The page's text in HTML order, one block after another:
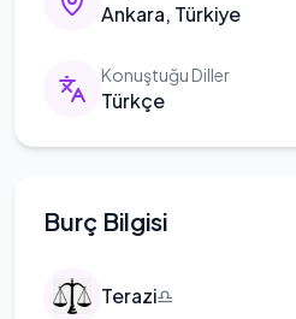
Ankara, Türkiye
Konuştuğu Diller
Türkçe
Burç Bilgisi
Terazi♎